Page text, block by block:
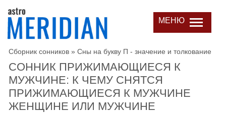
МЕНЮ
Сборник сонников » Сны на букву П - значение и толкование
СОННИК ПРИЖИМАЮЩИЕСЯ К
МУЖЧИНЕ: К ЧЕМУ СНЯТСЯ
ПРИЖИМАЮЩИЕСЯ К МУЖЧИНЕ
ЖЕНЩИНЕ ИЛИ МУЖЧИНЕ